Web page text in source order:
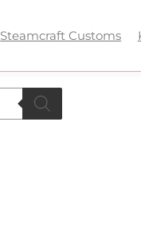
Steamcraft Customs